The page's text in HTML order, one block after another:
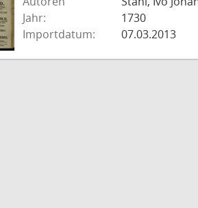
Jahr:
1730
Importdatum:
07.03.2013